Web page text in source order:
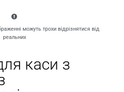
можуть трохи відрізнятися від
реальних
каси з